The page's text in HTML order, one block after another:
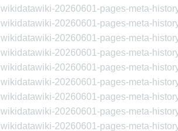
wikidatawiki-20260601-pages-meta-
wikidatawiki-20260601-pages-meta-
wikidatawiki-20260601-pages-meta-
wikidatawiki-20260601-pages-meta-
wikidatawiki-20260601-pages-meta-
wikidatawiki-20260601-pages-meta-
wikidatawiki-20260601-pages-meta-
wikidatawiki-20260601-pages-meta-
wikidatawiki-20260601-pages-meta-